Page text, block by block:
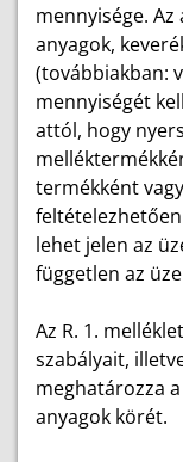
mennyisége.
anyagok,
(továbbiakban:
mennyiségét
attól, hogy
termékként
lehet jelen az
független az
Az R. 1.
szabályait,
meghatározza
anyagok körét.